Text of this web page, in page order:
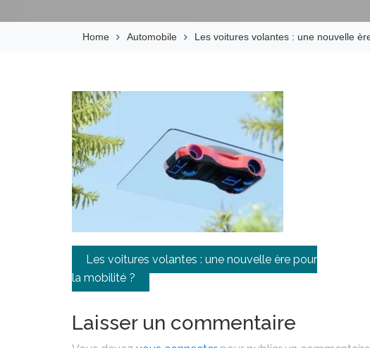
Home Automobile Les voitures volantes : une nouvelle
Navigation
de
l’article
Les voitures volantes : une nouvelle ère pour
la mobilité ?
Laisser un commentaire